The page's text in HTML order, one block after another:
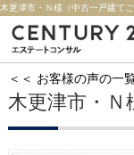
＜＜ お客様の声の一
木更津市・Ｎ